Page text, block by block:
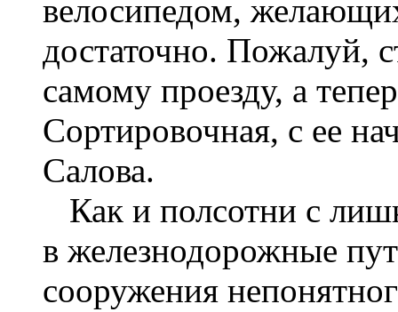
велосипедом,
достаточно. Пожалуй,
самому проезду, а
Сортировочная, с ее
Салова.
Как и полсотни с
в железнодорожные
сооружения